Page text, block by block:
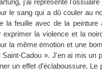
j'ai représenté
le sang qui a dû couler au
la feuille avec de la
exprimer la violence et la
la même émotion et une
Cadou ». J'en ai mis un
un effet d’éclaboussure.